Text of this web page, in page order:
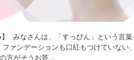
】 みなさんは、「すっぴん」という言
ァンデーションも口紅もつけていない
方がそうお答 …